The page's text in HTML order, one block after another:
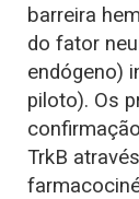
barreira
do fator
endógeno)
piloto). Os
TrkB